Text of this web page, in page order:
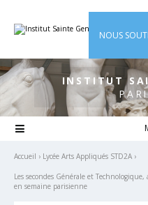
contenu.
navigation
INSTITUT
NOUS

Accueil › Lycée Arts Appliqués STD2A ›
Les secondes Générale et
en semaine parisienne